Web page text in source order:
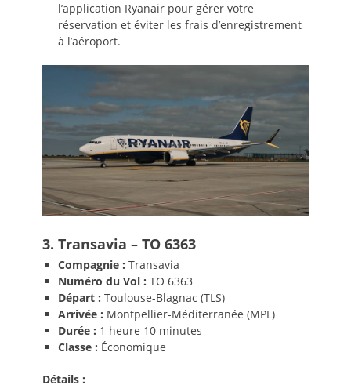
l’application Ryanair pour gérer votre
réservation et éviter les frais d’enregistrement
à l’aéroport.
3. Transavia – TO 6363
Compagnie : Transavia
Numéro du Vol : TO 6363
Départ : Toulouse-Blagnac (TLS)
Arrivée : Montpellier-Méditerranée (MPL)
Durée : 1 heure 10 minutes
Classe : Économique
Détails :